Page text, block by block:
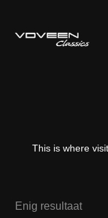
This is where
Enig resultaat